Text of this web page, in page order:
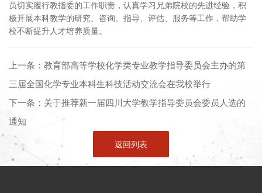
员切实履行教指委的工作职责，认真学习兄弟院校的先进经验，积
极开展本科教学的研究、咨询、指导、评估、服务等工作，帮助学
校不断提升人才培养质量。
上一条： 教育部高等学校化学类专业教学指导委员会主办的第
三届全国化学专业本科生科技活动交流会在我校举行
下一条： 关于推荐新一届四川大学教学指导委员会委员人选的
通知
返回列表